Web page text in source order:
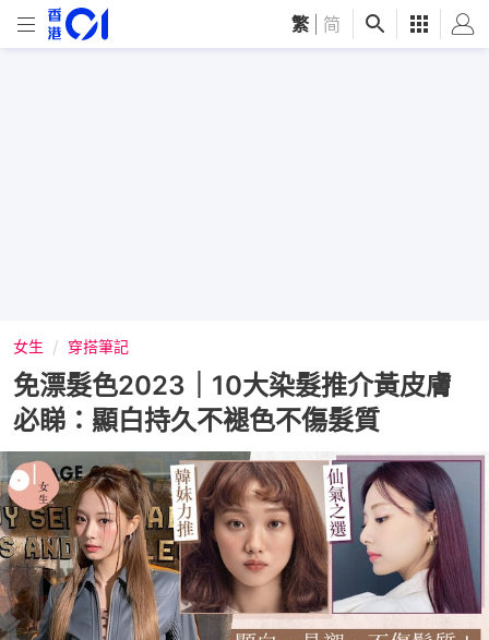
繁 简
女生 穿搭筆記
免漂髮色2023｜10大染髮推介黃皮膚
必睇：顯白持久不褪色不傷髮質